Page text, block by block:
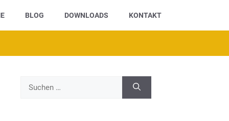
BLOG DOWNLOADS KONTAKT
nach: